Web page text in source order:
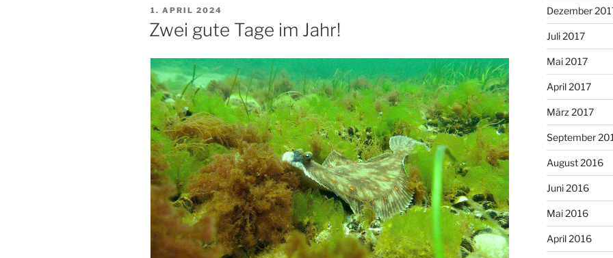
VERÖFFENTLICHT
AM
1. APRIL 2024
Zwei gute Tage im Jahr!
Dezember
Juli 2017
Mai 2017
April 2017
März 2017
September
August 2016
Juni 2016
Mai 2016
April 2016